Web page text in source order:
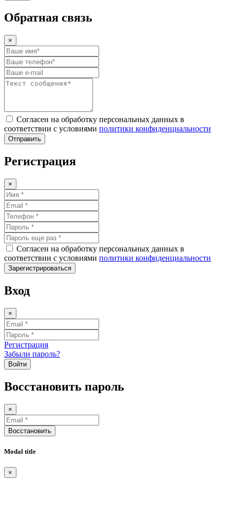
Обратная связь
×
Согласен на обработку персональных данных в
соответствии с условиями политики конфиденциальности
Отправить
Регистрация
×
Согласен на обработку персональных данных в
соответствии с условиями политики конфиденциальности
Зарегистрироваться
Вход
×
Регистрация
Забыли пароль?
Войти
Восстановить пароль
×
Восстановить
Modal title
×